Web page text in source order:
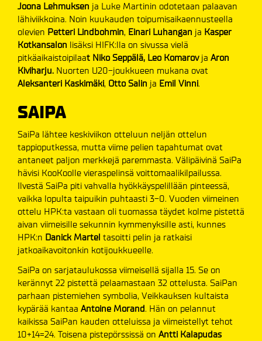
Joona Lehmuksen ja Luke Martinin odotetaan palaavan
lähiviikkoina. Noin kuukauden toipumisaikaennusteella
olevien Petteri Lindbohmin, Einari Luhangan ja Kasper
Kotkansalon lisäksi HIFK:lla on sivussa vielä
pitkäaikaistoipilaat Niko Seppälä, Leo Komarov ja Aron
Kiviharju. Nuorten U20-joukkueen mukana ovat
Aleksanteri Kaskimäki, Otto Salin ja Emil Vinni.
SAIPA
SaiPa lähtee keskiviikon otteluun neljän ottelun
tappioputkessa, mutta viime pelien tapahtumat ovat
antaneet paljon merkkejä paremmasta. Välipäivinä SaiPa
hävisi KooKoolle vieraspelinsä voittomaalikilpailussa.
Ilvestä SaiPa piti vahvalla hyökkäyspelillään pinteessä,
vaikka lopulta taipuikin puhtaasti 3-0. Vuoden viimeinen
ottelu HPK:ta vastaan oli tuomassa täydet kolme pistettä
aivan viimeisille sekunnin kymmenyksille asti, kunnes
HPK:n Danick Martel tasoitti pelin ja ratkaisi
jatkoaikavoitonkin kotijoukkueelle.
SaiPa on sarjataulukossa viimeisellä sijalla 15. Se on
kerännyt 22 pistettä pelaamastaan 32 ottelusta. SaiPan
parhaan pistemiehen symbolia, Veikkauksen kultaista
kypärää kantaa Antoine Morand. Hän on pelannut
kaikissa SaiPan kauden otteluissa ja viimeistellyt tehot
10+14=24. Toisena pistepörssissä on Antti Kalapudas